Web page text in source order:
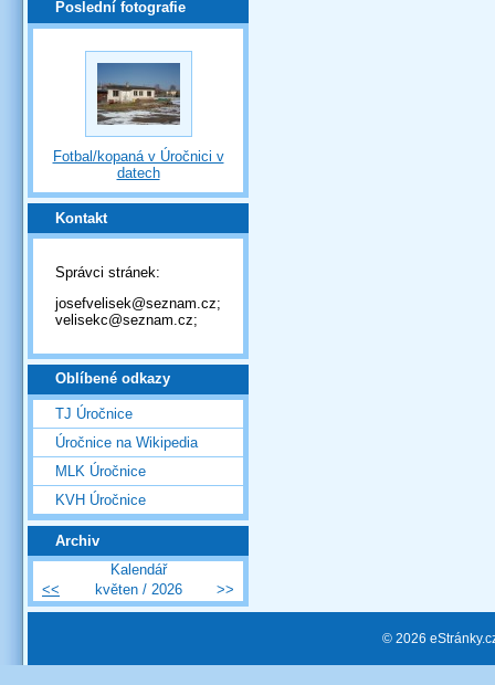
Poslední fotografie
Fotbal/kopaná v Úročnici v
datech
Kontakt
Správci stránek:
josefvelisek@seznam.cz;
velisekc@seznam.cz;
Oblíbené odkazy
TJ Úročnice
Úročnice na Wikipedia
MLK Úročnice
KVH Úročnice
Archiv
Kalendář
<<
květen / 2026 >>
© 2026